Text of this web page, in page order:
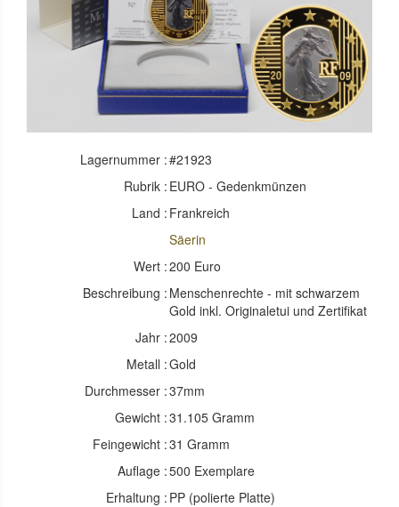
Lagernummer :#21923
Rubrik : EURO - Gedenkmünzen
Land : Frankreich
Säerin
Wert :200 Euro
Beschreibung : Menschenrechte - mit schwarzem
Gold inkl. Originaletui und Zertifikat
Jahr :2009
Metall :Gold
Durchmesser :37mm
Gewicht :31.105 Gramm
Feingewicht :31 Gramm
Auflage :500 Exemplare
Erhaltung : PP (polierte Platte)